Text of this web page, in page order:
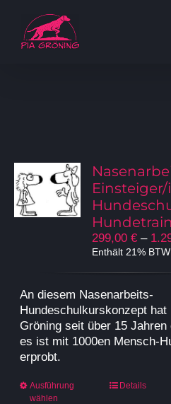
Inhalt
springen
299,00€ –
Enthält 21% BTW
An diesem Nasenarbeits-
Hundeschulkurskonzept hat
Gröning seit über 15 Jahren
es ist mit 1000en Mensch-
erprobt.
Ausführung
wählen
Dieses
Details